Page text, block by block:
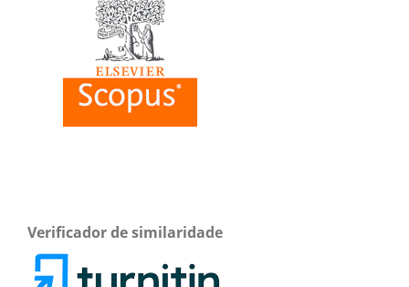
Verificador de similaridade